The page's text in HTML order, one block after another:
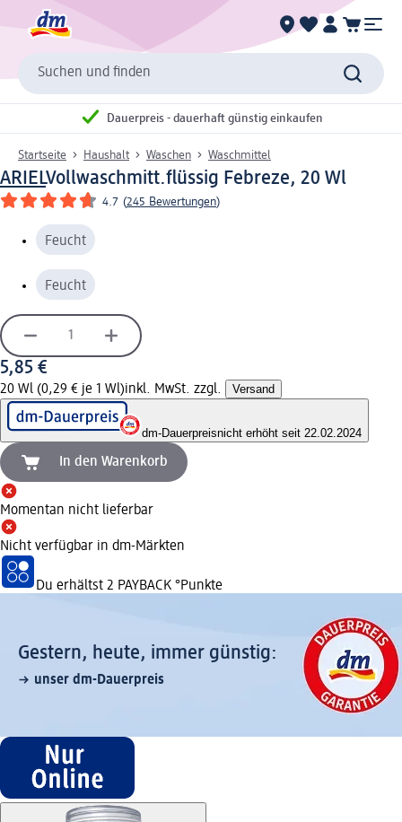
Suchen und finden
Dauerpreis - dauerhaft günstig einkaufen
Startseite Haushalt Waschen Waschmittel
ARIELVollwaschmitt.flüssig Febreze, 20 Wl
4.7 (245 Bewertungen)
Feucht
Feucht
5,85 €
20 Wl (0,29 € je 1 Wl)inkl. MwSt. zzgl. Versand
dm-Dauerpreisnicht erhöht seit 22.02.2024
In den Warenkorb
Momentan nicht lieferbar
Nicht verfügbar in dm-Märkten
Du erhältst 2 PAYBACK °Punkte
Gestern, heute, immer günstig:
unser dm-Dauerpreis